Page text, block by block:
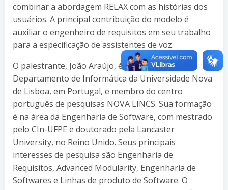
combinar a abordagem RELAX com as histórias dos
usuários. A principal contribuição do modelo é
auxiliar o engenheiro de requisitos em seu trabalho
para a especificação de assistentes de voz.
O palestrante, João Araújo, é professor do
Departamento de Informática da Universidade Nova
de Lisboa, em Portugal, e membro do centro
português de pesquisas NOVA LINCS. Sua formação
é na área da Engenharia de Software, com mestrado
pelo CIn-UFPE e doutorado pela Lancaster
University, no Reino Unido. Seus principais
interesses de pesquisa são Engenharia de
Requisitos, Advanced Modularity, Engenharia de
Softwares e Linhas de produto de Software. O